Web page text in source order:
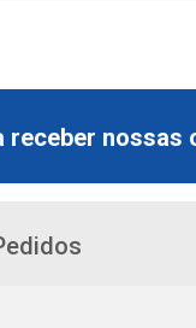
receber nossas